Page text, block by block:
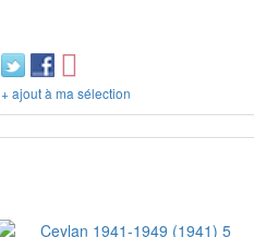
+ ajout à ma sélection